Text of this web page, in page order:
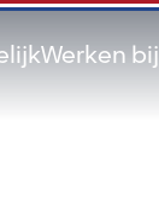
Werken bij